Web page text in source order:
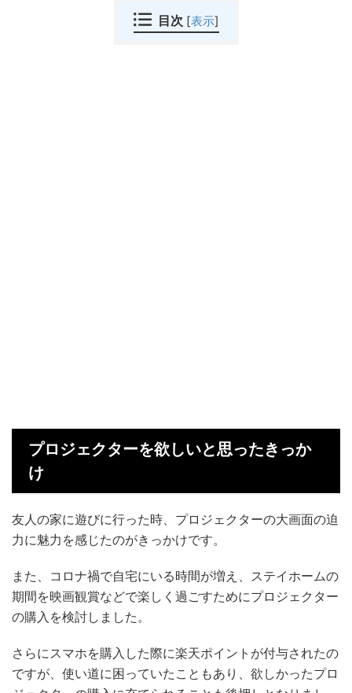
目次 [表示]
プロジェクターを欲しいと思ったきっか
け
友人の家に遊びに行った時、プロジェクターの大画面の迫
力に魅力を感じたのがきっかけです。
また、コロナ禍で自宅にいる時間が増え、ステイホームの
期間を映画観賞などで楽しく過ごすためにプロジェクター
の購入を検討しました。
さらにスマホを購入した際に楽天ポイントが付与されたの
ですが、使い道に困っていたこともあり、欲しかったプロ